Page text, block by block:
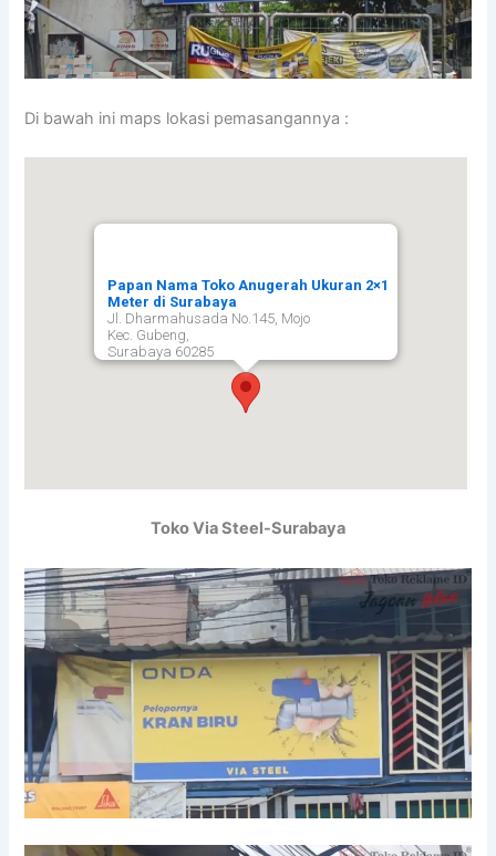
Di bawah ini maps lokasi pemasangannya :
Papan Nama Toko Anugerah Ukuran 2×1
Meter di Surabaya
Jl. Dharmahusada No.145, Mojo
Kec. Gubeng,
Surabaya 60285
Toko Via Steel-Surabaya